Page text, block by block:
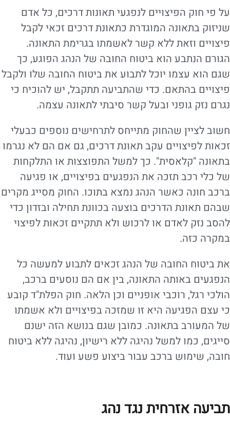
על פי חוק הפיצויים לנפגעי תאונות דרכים, כל אדם
שניזוק בתאונה המוגדרת כתאונת דרכים זכאי לקבל
פיצויים וזאת ללא קשר לאשמתו בגרימת התאונה.
הגורם הנתבע הוא ביטוח החובה של הנהג הפוגע, כך
שגם הוא עצמו יוכל לתבוע את ביטוח החובה שלו ולקבל
פיצויים בהתאם. כדי שהתביעה תתקבל, יש להוכיח כי
נגרם נזק גופני ובעל קשר סיבתי לתאונה עצמה.
חשוב לציין שהחוק מתייחס לתרחישים נוספים כבעלי
זכאות לפיצויים עקב תאונת דרכים, גם אם הם לא נגרמו
בתאונה "קלאסית". כך למשל התפוצצות או התלקחות
של כלי רכב תזכה את הנפגעים בפיצויים, או פגיעה
ברכב חונה כאשר הנהג נמצא בתוכו. החוק מסייג מקרים
שבהם תאונת הדרכים בוצעה בכוונת תחילה ובזדון כדי
להסב נזק לאדם או לרכוש ולא תתקיים זכאות לפיצוי
במקרה כזה.
את ביטוח החובה של הנהג זכאים לתבוע למעשה כל
הנפגעים באותה התאונה, בין אם הם נוסעים ברכב,
הולכי רגל, רוכבי אופניים וכן הלאה. חוק הפלת"ד קובע
כי עצם הפגיעה היא זו שמזכה בפיצויים ולא אשמתו
של המעורב בתאונה. כמובן שגם בנושא הזה ישנם
סייגים, כמו למשל נהיגה ללא רישיון, נהיגה ללא ביטוח
חובה, שימוש ברכב עבור ביצוע פשע ועוד.
תביעה אזרחית נגד נהג